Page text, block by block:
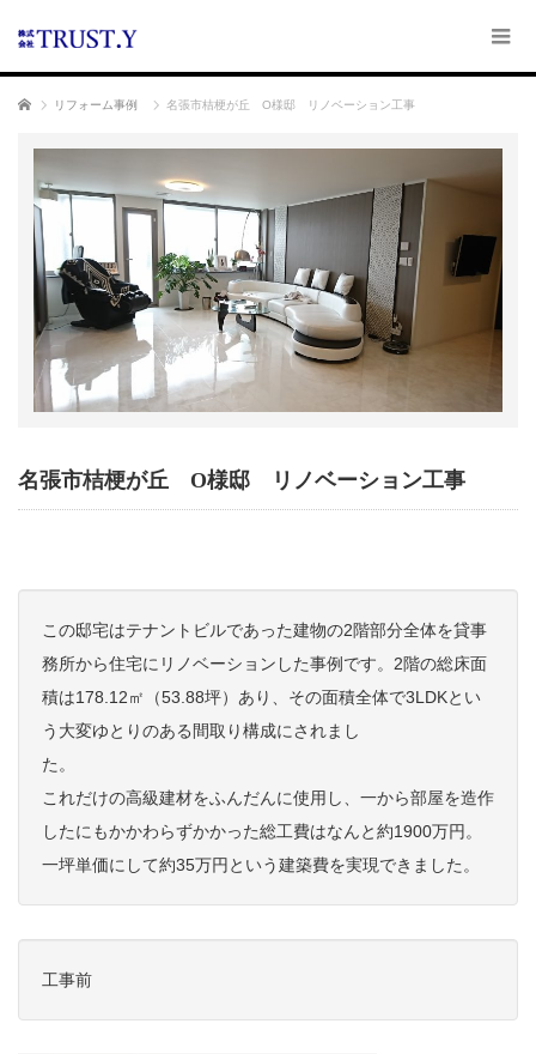
ホーム リフォーム事例 名張市桔梗が丘 O様邸 リノベーション工事
名張市桔梗が丘 O様邸 リノベーション工事
この邸宅はテナントビルであった建物の2階部分全体を貸事
務所から住宅にリノベーションした事例です。2階の総床面
積は178.12㎡（53.88坪）あり、その面積全体で3LDKとい
う大変ゆとりのある間取り構成にされまし
た。
これだけの高級建材をふんだんに使用し、一から部屋を造作
したにもかかわらずかかった総工費はなんと約1900万円。
一坪単価にして約35万円という建築費を実現できました。
工事前